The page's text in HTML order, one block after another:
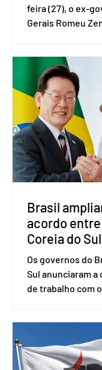
feira (27), o ex-
Gerais Romeu
Brasília. O Novo
vai compor a
vice-presidente.
com a presença
do partido,
senador Eduardo
desde fevereiro
administração de
Fundaç
Brasil
acordo
Coreia do Sul
Os governos do
Sul anunciaram a
de trabalho com
Uruguai, além de
associados.